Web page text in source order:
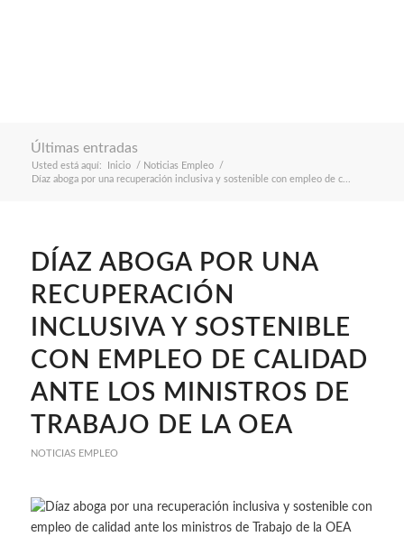
Últimas entradas
Usted está aquí: Inicio / Noticias Empleo
/
Díaz aboga por una recuperación inclusiva y sostenible con empleo de c...
DÍAZ ABOGA POR UNA
RECUPERACIÓN
INCLUSIVA Y SOSTENIBLE
CON EMPLEO DE CALIDAD
ANTE LOS MINISTROS DE
TRABAJO DE LA OEA
NOTICIAS EMPLEO